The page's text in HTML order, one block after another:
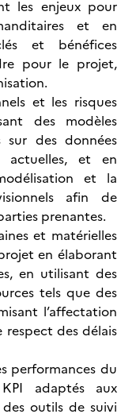
les enjeux pour
et en
et bénéfices
pour le projet,
et les risques
des modèles
sur des données
actuelles, et en
et la
afin de
prenantes.
et matérielles
en élaborant
en utilisant des
tels que des
l’affectation
respect des délais
performances du
adaptés aux
outils de suivi